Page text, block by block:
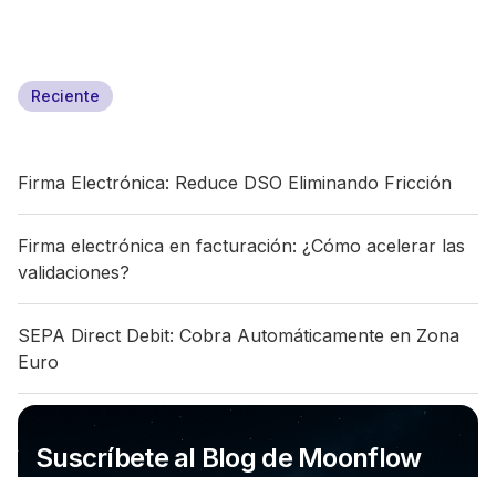
Reciente
Firma Electrónica: Reduce DSO Eliminando Fricción
Firma electrónica en facturación: ¿Cómo acelerar las
validaciones?
SEPA Direct Debit: Cobra Automáticamente en Zona
Euro
Suscríbete al Blog de Moonflow